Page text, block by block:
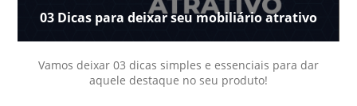
03 Dicas para deixar seu mobiliário atrativo
Vamos deixar 03 dicas simples e essenciais para dar
aquele destaque no seu produto!